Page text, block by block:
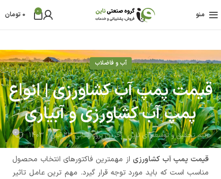
منو 0
0 تومان
آب و فاضلاب
قیمت پمپ آب کشاورزی | انواع
پمپ آب کشاورزی و آبیاری
تیم تحقیق و توسعه آی ناین آخرین بروز رسانی 23 آبان - 1403 0
قیمت پمپ آب کشاورزی از مهمترین فاکتورهای انتخاب محصول
مناسب است که باید مورد توجه قرار گیرد. مهم ترین عامل تاثیر